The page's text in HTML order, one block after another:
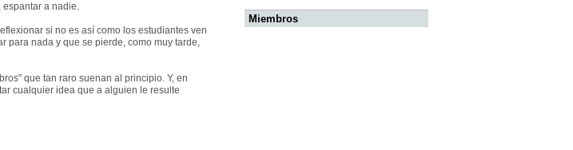
espantar a nadie.
si no es así como los estudiantes ven
para nada y que se pierde, como muy tarde,
que tan raro suenan al principio. Y, en
cualquier idea que a alguien le resulte
Miembros